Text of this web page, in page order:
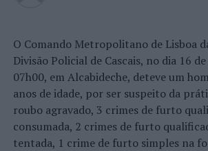
O Comando Metropolitano de Lisboa
Divisão Policial de Cascais, no dia 16
07h00, em Alcabideche, deteve um
anos de idade, por ser suspeito da
roubo agravado, 3 crimes de furto
consumada, 2 crimes de furto
tentada, 1 crime de furto simples na